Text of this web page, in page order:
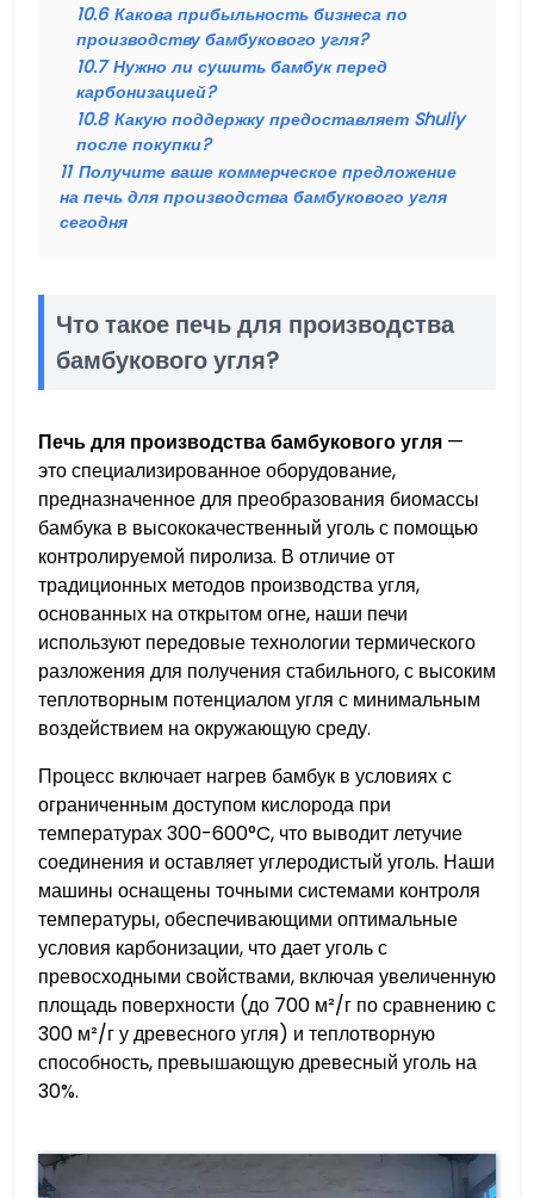
10.6 Какова прибыльность бизнеса по
производству бамбукового угля?
10.7 Нужно ли сушить бамбук перед
карбонизацией?
10.8 Какую поддержку предоставляет Shuliy
после покупки?
11 Получите ваше коммерческое предложение
на печь для производства бамбукового угля
сегодня
Что такое печь для производства
бамбукового угля?
Печь для производства бамбукового угля —
это специализированное оборудование,
предназначенное для преобразования биомассы
бамбука в высококачественный уголь с помощью
контролируемой пиролиза. В отличие от
традиционных методов производства угля,
основанных на открытом огне, наши печи
используют передовые технологии термического
разложения для получения стабильного, с высоким
теплотворным потенциалом угля с минимальным
воздействием на окружающую среду.
Процесс включает нагрев бамбук в условиях с
ограниченным доступом кислорода при
температурах 300-600°C, что выводит летучие
соединения и оставляет углеродистый уголь. Наши
машины оснащены точными системами контроля
температуры, обеспечивающими оптимальные
условия карбонизации, что дает уголь с
превосходными свойствами, включая увеличенную
площадь поверхности (до 700 м²/г по сравнению с
300 м²/г у древесного угля) и теплотворную
способность, превышающую древесный уголь на
30%.